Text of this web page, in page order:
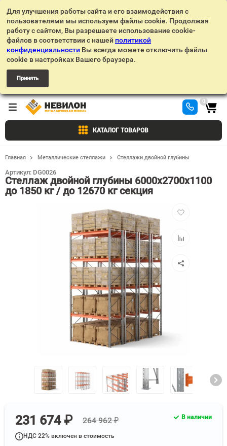
Для улучшения работы сайта и его взаимодействия с
пользователями мы используем файлы cookie. Продолжая
работу с сайтом, Вы разрешаете использование cookie-
файлов в соответствии с нашей политикой
конфиденциальности Вы всегда можете отключить файлы
cookie в настройках Вашего браузера.
Принять
КАТАЛОГ ТОВАРОВ
0
Главная Металлические стеллажи Стеллажи двойной глубины
Стеллаж двойной глубины 6000х2700х1100
до 1850 кг / до 12670 кг секция
Артикул: DG0026
Добавить
Добавить
231 674 ₽ 264 962 ₽
НДС 22% включен в стоимость
В наличии